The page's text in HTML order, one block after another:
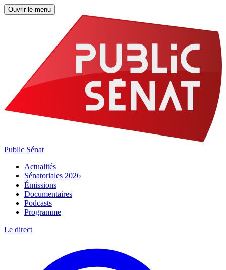
Ouvrir le menu
Public Sénat
Actualités
Sénatoriales 2026
Émissions
Documentaires
Podcasts
Programme
Le direct